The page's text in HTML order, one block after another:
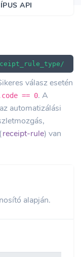
API
válasz esetén
== 0. A
automatizálási
receipt-rule) van
alapján.